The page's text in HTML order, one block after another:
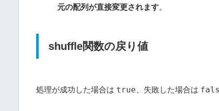
元の配列が直接変更されます。
shuffle関数の戻り値
処理が成功した場合は true 、失敗した場合は